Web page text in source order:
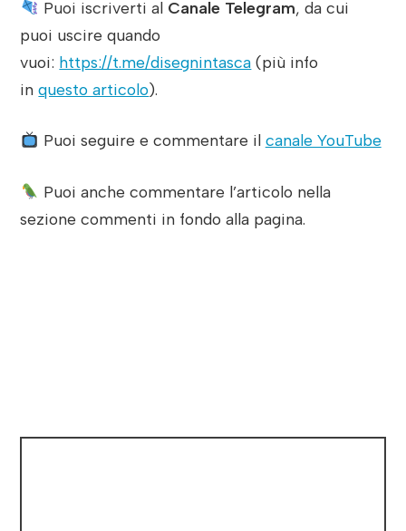
Puoi iscriverti al Canale Telegram, da cui
puoi uscire quando
vuoi: https://t.me/disegnintasca (più info
inquesto articolo).
Puoi seguire e commentare il canale YouTube
Puoi anche commentare l’articolo nella
sezione commenti in fondo alla pagina.